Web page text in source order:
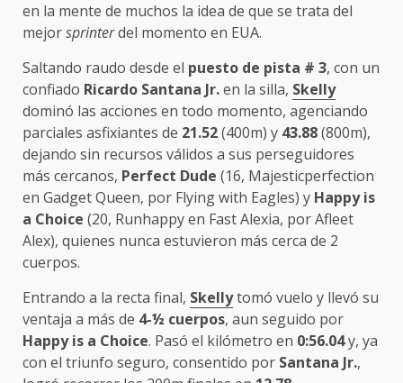
en la mente de muchos la idea de que se trata del
mejorsprinterdel momento en EUA.
Saltando raudo desde el puesto de pista # 3, con un
confiado Ricardo Santana Jr.en la silla, Skelly
dominó las acciones en todo momento, agenciando
parciales asfixiantes de 21.52(400m) y 43.88(800m),
dejando sin recursos válidos a sus perseguidores
más cercanos, Perfect Dude (16, Majesticperfection
en Gadget Queen, por Flying with Eagles) y Happy is
a Choice (20, Runhappy en Fast Alexia, por Afleet
Alex), quienes nunca estuvieron más cerca de 2
cuerpos.
Entrando a la recta final, Skellytomó vuelo y llevó su
ventaja a más de 4-½ cuerpos, aun seguido por
Happy is a Choice. Pasó el kilómetro en 0:56.04y, ya
con el triunfo seguro, consentido por Santana Jr.,